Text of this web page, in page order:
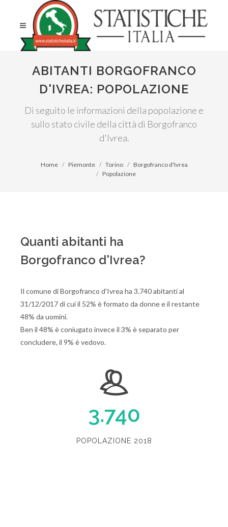
ABITANTI BORGOFRANCO
D'IVREA: POPOLAZIONE
Di seguito le informazioni della popolazione e
sullo stato civile della città di Borgofranco
d'Ivrea.
Home Piemonte Torino
Borgofranco d'Ivrea
Popolazione
Quanti abitanti ha
Borgofranco d'Ivrea?
Il comune di Borgofranco d'Ivrea ha 3.740 abitanti al
31/12/2017 di cui il 52% è formato da donne e il restante
48% da uomini.
Ben il 48% è coniugato invece il 3% è separato per
concludere, il 9% è vedovo.
3.740
POPOLAZIONE 2018